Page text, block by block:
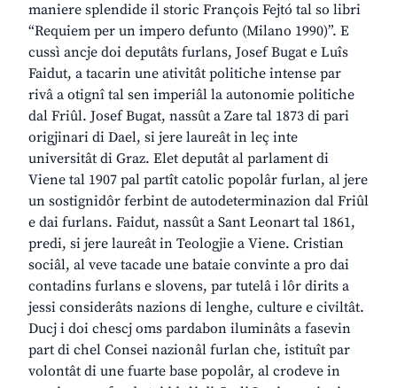
maniere splendide il storic François Fejtó tal so libri
“Requiem per un impero defunto (Milano 1990)”. E
cussì ancje doi deputâts furlans, Josef Bugat e Luîs
Faidut, a tacarin une ativitât politiche intense par
rivâ a otignî tal sen imperiâl la autonomie politiche
dal Friûl. Josef Bugat, nassût a Zare tal 1873 di pari
origjinari di Dael, si jere laureât in leç inte
universitât di Graz. Elet deputât al parlament di
Viene tal 1907 pal partît catolic popolâr furlan, al jere
un sostignidôr ferbint de autodeterminazion dal Friûl
e dai furlans. Faidut, nassût a Sant Leonart tal 1861,
predi, si jere laureât in Teologjie a Viene. Cristian
sociâl, al veve tacade une bataie convinte a pro dai
contadins furlans e slovens, par tutelâ i lôr dirits a
jessi considerâts nazions di lenghe, culture e civiltât.
Ducj i doi chescj oms pardabon iluminâts a fasevin
part di chel Consei nazionâl furlan che, istituît par
volontât di une fuarte base popolâr, al crodeve in